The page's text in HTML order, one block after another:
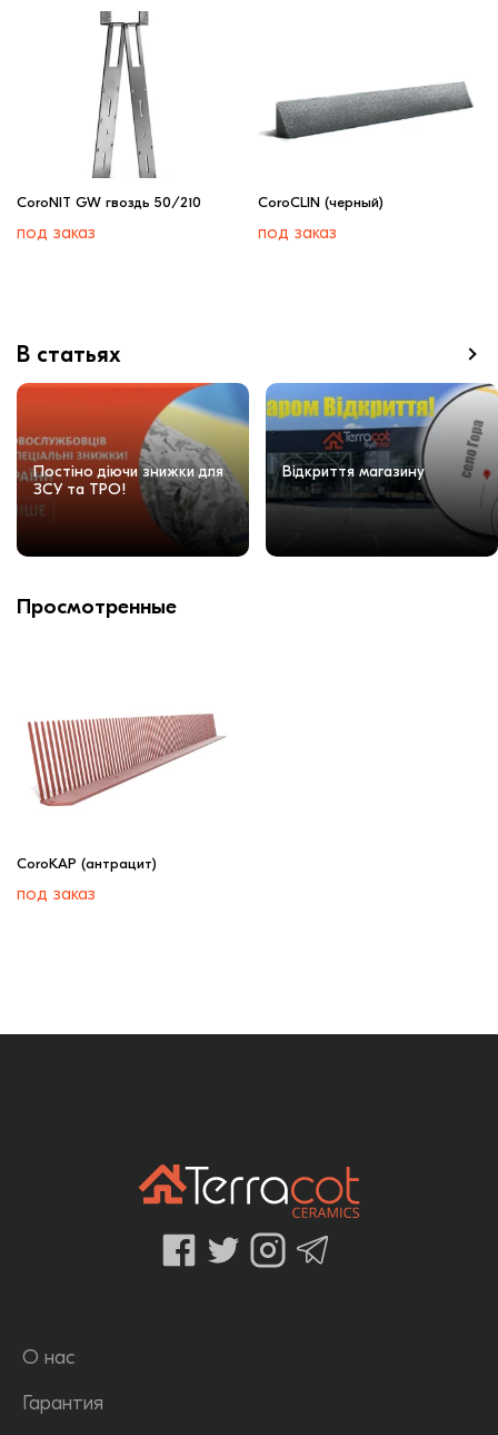
CoroNIT GW гвоздь 50/210
под заказ
CoroCLIN (черный)
под заказ
В статьях
Постіно діючи знижки для
ЗСУ та ТРО!
Відкриття магазину
Просмотренные
CoroKAP (антрацит)
под заказ
О нас
Гарантия